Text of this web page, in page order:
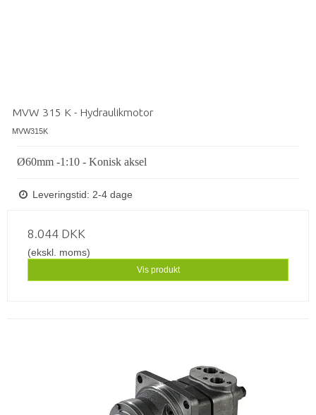
MVW 315 K - Hydraulikmotor
MVW315K
Ø60mm -1:10 - Konisk aksel
Leveringstid: 2-4 dage
8.044 DKK
(ekskl. moms)
Vis produkt